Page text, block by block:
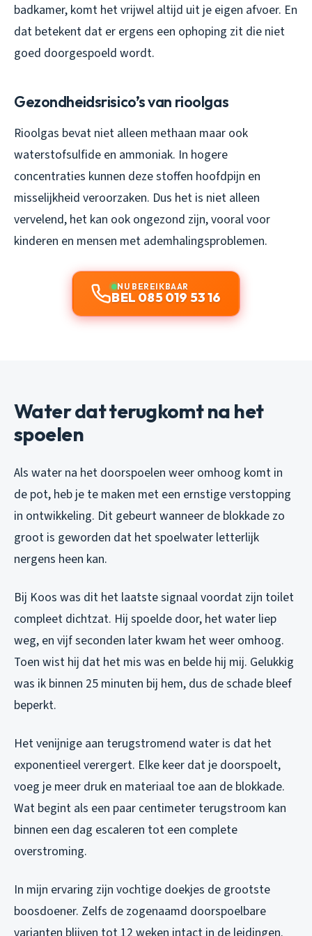
badkamer, komt het vrijwel altijd uit je eigen afvoer. En
dat betekent dat er ergens een ophoping zit die niet
goed doorgespoeld wordt.
Gezondheidsrisico’s van rioolgas
Rioolgas bevat niet alleen methaan maar ook
waterstofsulfide en ammoniak. In hogere
concentraties kunnen deze stoffen hoofdpijn en
misselijkheid veroorzaken. Dus het is niet alleen
vervelend, het kan ook ongezond zijn, vooral voor
kinderen en mensen met ademhalingsproblemen.
NU BEREIKBAAR
BEL 085 019 53 16
Water dat terugkomt na het
spoelen
Als water na het doorspoelen weer omhoog komt in
de pot, heb je te maken met een ernstige verstopping
in ontwikkeling. Dit gebeurt wanneer de blokkade zo
groot is geworden dat het spoelwater letterlijk
nergens heen kan.
Bij Koos was dit het laatste signaal voordat zijn toilet
compleet dichtzat. Hij spoelde door, het water liep
weg, en vijf seconden later kwam het weer omhoog.
Toen wist hij dat het mis was en belde hij mij. Gelukkig
was ik binnen 25 minuten bij hem, dus de schade bleef
beperkt.
Het venijnige aan terugstromend water is dat het
exponentieel verergert. Elke keer dat je doorspoelt,
voeg je meer druk en materiaal toe aan de blokkade.
Wat begint als een paar centimeter terugstroom kan
binnen een dag escaleren tot een complete
overstroming.
In mijn ervaring zijn vochtige doekjes de grootste
boosdoener. Zelfs de zogenaamd doorspoelbare